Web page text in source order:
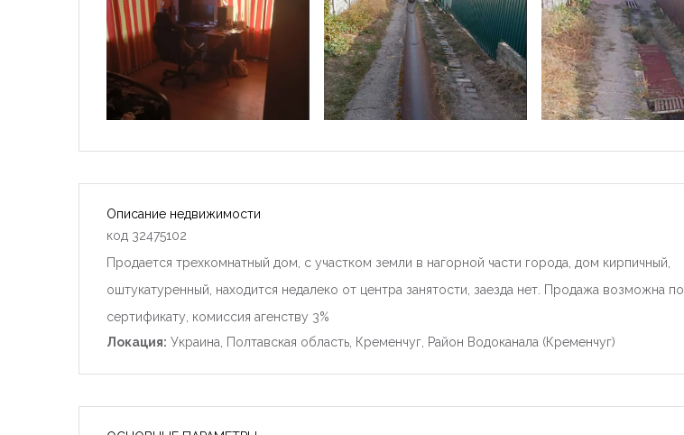
Описание недвижимости
код 32475102
Продается трехкомнатный дом, с участком земли в нагорной части города, дом кирпичный,
оштукатуренный, находится недалеко от центра занятости, заезда нет. Продажа возможна по
сертификату, комиссия агенству 3%
Локация: Украина, Полтавская область, Кременчуг, Район Водоканала (Кременчуг)